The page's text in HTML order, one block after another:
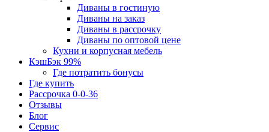
Диваны в гостиную
Диваны на заказ
Диваны в рассрочку
Диваны по оптовой цене
Кухни и корпусная мебель
КэшБэк 99%
Где потратить бонусы
Где купить
Рассрочка 0-0-36
Отзывы
Блог
Сервис